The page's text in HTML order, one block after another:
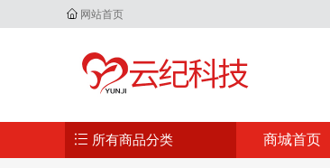
网站首页
所有商品分类 商城首页